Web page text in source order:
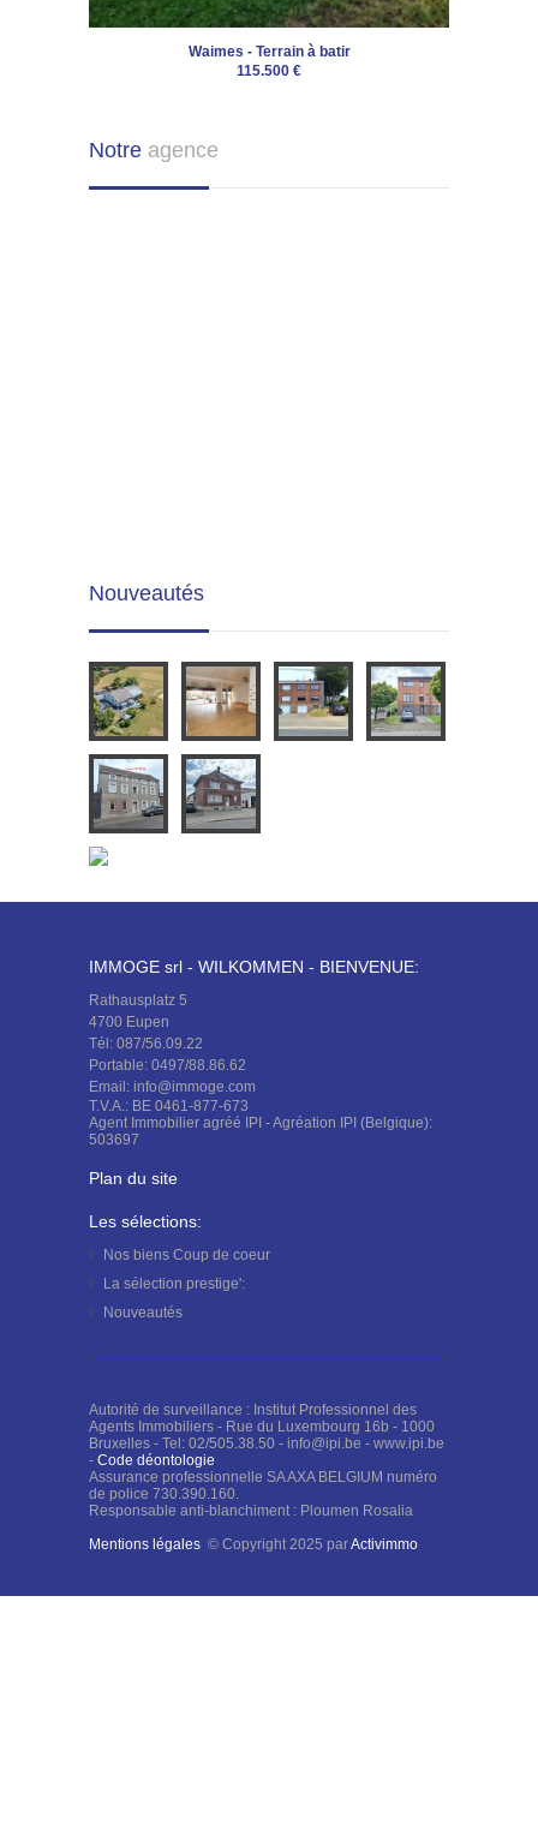
Waimes - Terrain à batir
115.500 €
Notre agence
Nouveautés
IMMOGE srl - WILKOMMEN - BIENVENUE:
Rathausplatz 5
4700 Eupen
Tél: 087/56.09.22
Portable: 0497/88.86.62
Email: info@immoge.com
T.V.A.: BE 0461-877-673
Agent Immobilier agréé IPI - Agréation IPI (Belgique):
503697
Plan du site
Les sélections:
Nos biens Coup de coeur
La sélection prestige':
Nouveautés
Autorité de surveillance : Institut Professionnel des
Agents Immobiliers - Rue du Luxembourg 16b - 1000
Bruxelles - Tel: 02/505.38.50 - info@ipi.be - www.ipi.be
- Code déontologie
Assurance professionnelle SA AXA BELGIUM numéro
de police 730.390.160.
Responsable anti-blanchiment : Ploumen Rosalia
Mentions légales © Copyright 2025 parActivimmo